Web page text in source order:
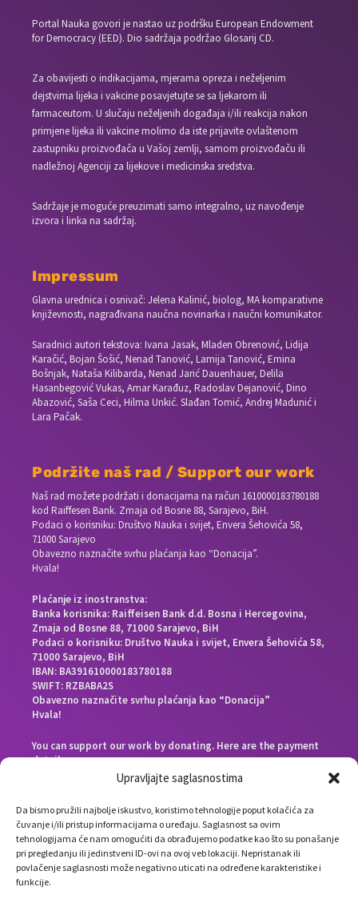
Upravljajte saglasnostima
Da bismo pružili najbolje iskustvo, koristimo tehnologije poput kolačića za
čuvanje i/ili pristup informacijama o uređaju. Saglasnost sa ovim
tehnologijama će nam omogućiti da obrađujemo podatke kao što su ponašanje
pri pregledanju ili jedinstveni ID-ovi na ovoj veb lokaciji. Nepristanak ili
povlačenje saglasnosti može negativno uticati na određene karakteristike i
funkcije.
Portal Nauka govori je nastao uz podršku European Endowment
for Democracy (EED). Dio sadržaja podržao Glosarij CD.
Za obavijesti o indikacijama, mjerama opreza i neželjenim
dejstvima lijeka i vakcine posavjetujte se sa ljekarom ili
farmaceutom. U slučaju neželjenih događaja i/ili reakcija nakon
primjene lijeka ili vakcine molimo da iste prijavite ovlaštenom
zastupniku proizvođača u Vašoj zemlji, samom proizvođaču ili
nadležnoj Agenciji za lijekove i medicinska sredstva.
Sadržaje je moguće preuzimati samo integralno, uz navođenje
izvora i linka na sadržaj.
Impressum
Glavna urednica i osnivač: Jelena Kalinić, biolog, MA komparativne
književnosti, nagrađivana naučna novinarka i naučni komunikator.
Saradnici autori tekstova: Ivana Jasak, Mladen Obrenović, Lidija
Karačić, Bojan Šošić, Nenad Tanović, Lamija Tanović, Emina
Bošnjak, Nataša Kilibarda, Nenad Jarić Dauenhauer, Delila
Hasanbegović Vukas, Amar Karađuz, Radoslav Dejanović, Dino
Abazović, Saša Ceci, Hilma Unkić. Slađan Tomić, Andrej Madunić i
Lara Pačak.
Podržite naš rad / Support our work
Naš rad možete podržati i donacijama na račun 1610000183780188
kod Raiffesen Bank. Zmaja od Bosne 88, Sarajevo, BiH.
Podaci o korisniku: Društvo Nauka i svijet, Envera Šehovića 58,
71000 Sarajevo
Obavezno naznačite svrhu plaćanja kao “Donacija”.
Hvala!
Plaćanje iz inostranstva:
Banka korisnika: Raiffeisen Bank d.d. Bosna i Hercegovina,
Zmaja od Bosne 88, 71000 Sarajevo, BiH
Podaci o korisniku: Društvo Nauka i svijet, Envera Šehovića 58,
71000 Sarajevo, BiH
IBAN: BA391610000183780188
SWIFT: RZBABA2S
Obavezno naznačite svrhu plaćanja kao “Donacija”
Hvala!
You can support our work by donating. Here are the payment
details:
Beneficiary bank: Raiffeisen Bank d.d. Bosna i Hercegovina,
Zmaja od Bosne 88, 71000 Sarajevo, Bosnia and Herzegovina
End beneficiary: Društvo Nauka i svijet, Envera Šehovića 58,
71000 Sarajevo, Bosnia and Herzegovina
IBAN: BA391610000183780188
SWIFT: RZBABA2S
Please note the payment purpose as “Donation”
Thank you!